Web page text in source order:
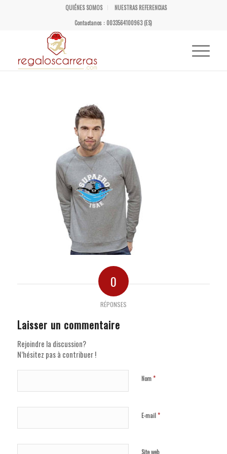
QUIÉNES SOMOS
NUESTRAS REFERENCIAS
Contactanos : 0033564100963 (ES)
0
RÉPONSES
Laisser un commentaire
Rejoindre la discussion?
N’hésitez pas à contribuer !
Nom*
E-mail*
Site web